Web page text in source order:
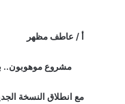
أ / عاطف مظهر
مشروع موهوبون..
مع انطلاق النسخة